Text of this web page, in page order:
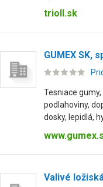
trioll.sk
GUMEX SK,
Tesniace
podlahoviny,
dosky, lepidlá,
Valivé